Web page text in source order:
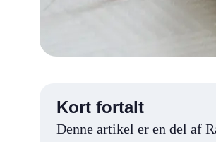
Kort fortalt
Denne artikel er en del af